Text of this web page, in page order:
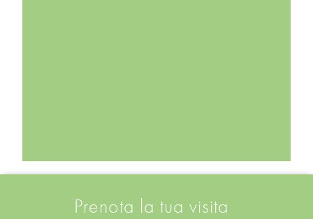
CONSERVATIVA
Prenota la tua visita